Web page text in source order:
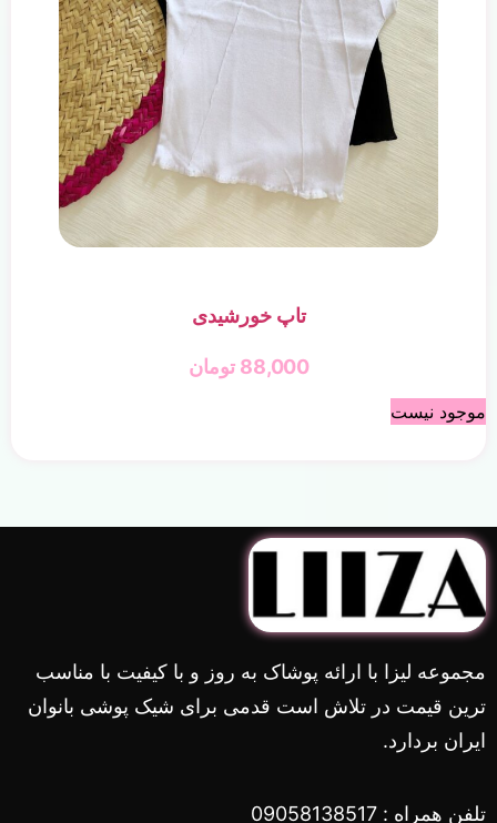
تاپ خورشیدی
88,000 تومان
موجود نیست
مجموعه لیزا با ارائه پوشاک به روز و با کیفیت با مناسب
ترین قیمت در تلاش است قدمی برای شیک پوشی بانوان
ایران بردارد.
تلفن همراه : 09058138517